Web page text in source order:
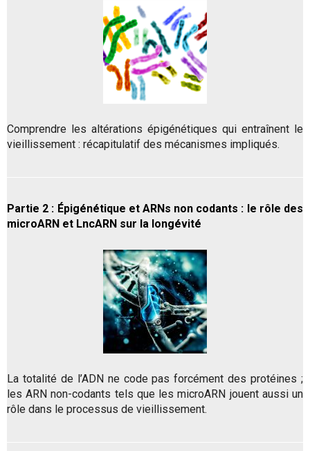
Comprendre les altérations épigénétiques qui entraînent le
vieillissement : récapitulatif des mécanismes impliqués.
Partie 2 : Épigénétique et ARNs non codants : le rôle des
microARN et LncARN sur la longévité
La totalité de l’ADN ne code pas forcément des protéines ;
les ARN non-codants tels que les microARN jouent aussi un
rôle dans le processus de vieillissement.